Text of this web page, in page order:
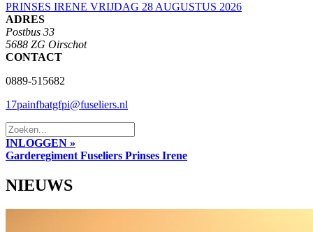
PRINSES IRENE VRIJDAG 28 AUGUSTUS 2026
ADRES
Postbus 33
5688 ZG Oirschot
CONTACT
0889-515682
17painfbatgfpi@fuseliers.nl
INLOGGEN »
Garderegiment Fuseliers Prinses Irene
NIEUWS